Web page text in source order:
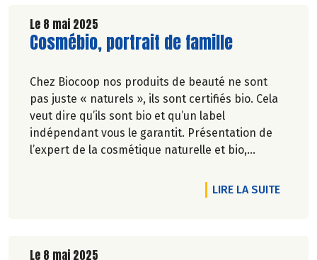
Le 8 mai 2025
Lire la suite de l'article
Cosmébio, portrait de famille
Chez Biocoop nos produits de beauté ne sont
pas juste « naturels », ils sont certifiés bio. Cela
veut dire qu’ils sont bio et qu’un label
indépendant vous le garantit. Présentation de
l’expert de la cosmétique naturelle et bio,
LIRE LA SUITEDE
Le 8 mai 2025